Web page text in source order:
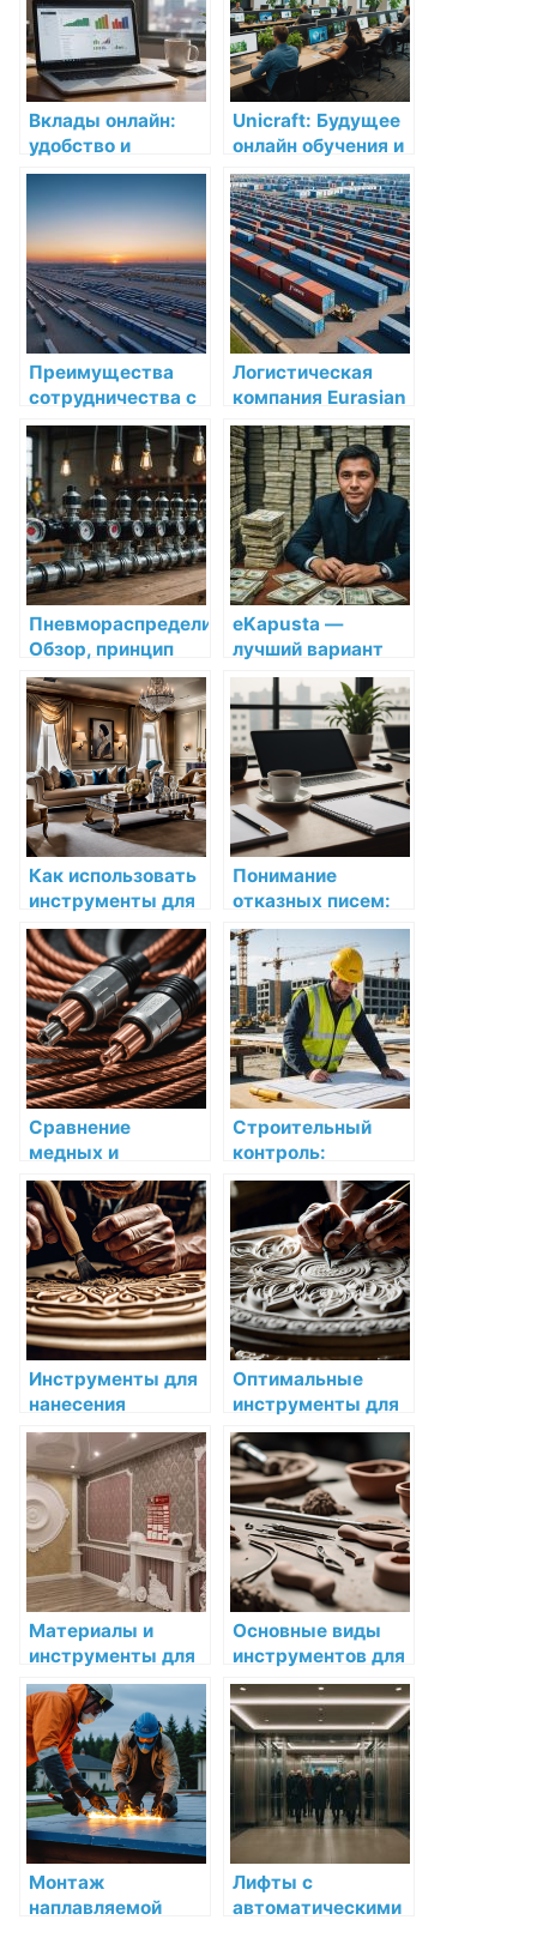
Вклады онлайн:
удобство и
безопасность
Unicraft: Будущее
онлайн обучения и
корпоративного
образования
Преимущества
сотрудничества с
Eurasian Bridge
Kazakhstan:
Ведущей
транспортной
компанией в
Казахстане
Логистическая
компания Eurasian
Bridge в Астане:
надежность и
эффективность на
первом месте
Пневмораспределители:
Обзор, принцип
работы и
применение
eKapusta —
лучший вариант
микрозайма для
вас
Как использовать
инструменты для
достижения
желаемого
эффекта в декоре
Понимание
отказных писем:
что это такое и
как с ними
работать
Сравнение
медных и
алюминиевых
контрольных
кабелей: что
выбрать для
вашего проекта?
Строительный
контроль:
необходимость и
особенности
проведения
Инструменты для
нанесения
декоративных
узоров на мебель
Оптимальные
инструменты для
работы с
различными
типами лепнины
Материалы и
инструменты для
установки
декоративной
лепнины
Основные виды
инструментов для
лепнины и их
назначение
Монтаж
наплавляемой
Лифты с
автоматическими